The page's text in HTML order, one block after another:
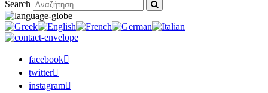
Search
facebook
twitter
instagram